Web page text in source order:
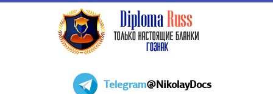
Telegram@NikolayDocs